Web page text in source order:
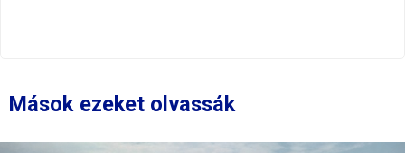
Mások ezeket olvassák